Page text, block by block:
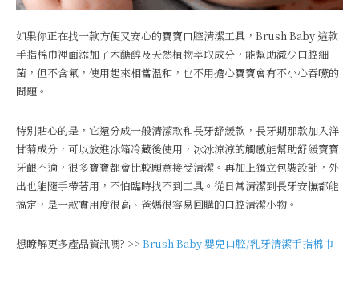
如果你正在找一款方便又安心的寶寶口腔清潔工具，Brush Baby 這款
手指棉巾裡面添加了木醣醇及天然植物萃取成分，能幫助減少口腔細
菌，但不含氟，使用起來相當溫和，也不用擔心寶寶會有不小心吞嚥的
問題。
特別貼心的是，它還分成一般清潔款和長牙舒緩款，長牙期那款加入洋
甘菊成分，可以放進冰箱冷藏後使用，冰冰涼涼的觸感能幫助舒緩寶寶
牙齦不適，很多寶寶都會比較願意接受清潔。再加上獨立包裝設計，外
出也能隨手帶著用，不怕臨時找不到工具。從日常清潔到長牙安撫都能
搞定，是一款實用度很高、爸媽很容易回購的口腔清潔小物。
想瞭解更多產品資訊嗎? >> Brush Baby 嬰兒口腔/乳牙清潔手指棉巾